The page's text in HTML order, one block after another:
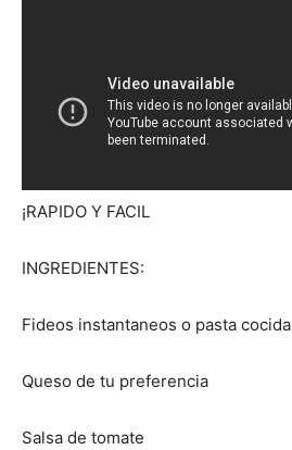
¡RAPIDO Y FACIL
INGREDIENTES:
Fideos instantaneos o pasta cocida
Queso de tu preferencia
Salsa de tomate